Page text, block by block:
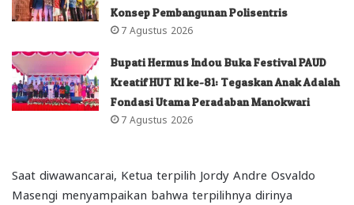
Konsep Pembangunan Polisentris
7 Agustus 2026
Bupati Hermus Indou Buka Festival PAUD
Kreatif HUT RI ke-81: Tegaskan Anak Adalah
Fondasi Utama Peradaban Manokwari
7 Agustus 2026
Saat diwawancarai, Ketua terpilih Jordy Andre Osvaldo
Masengi menyampaikan bahwa terpilihnya dirinya